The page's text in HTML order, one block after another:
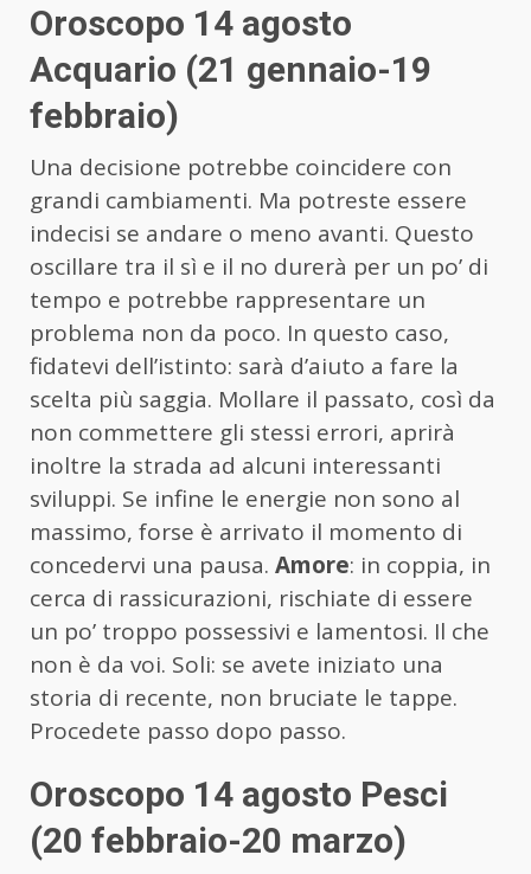
Oroscopo 14 agosto
Acquario (21 gennaio-19
febbraio)
Una decisione potrebbe coincidere con
grandi cambiamenti. Ma potreste essere
indecisi se andare o meno avanti. Questo
oscillare tra il sì e il no durerà per un po’ di
tempo e potrebbe rappresentare un
problema non da poco. In questo caso,
fidatevi dell’istinto: sarà d’aiuto a fare la
scelta più saggia. Mollare il passato, così da
non commettere gli stessi errori, aprirà
inoltre la strada ad alcuni interessanti
sviluppi. Se infine le energie non sono al
massimo, forse è arrivato il momento di
concedervi una pausa. Amore: in coppia, in
cerca di rassicurazioni, rischiate di essere
un po’ troppo possessivi e lamentosi. Il che
non è da voi. Soli: se avete iniziato una
storia di recente, non bruciate le tappe.
Procedete passo dopo passo.
Oroscopo 14 agosto Pesci
(20 febbraio-20 marzo)